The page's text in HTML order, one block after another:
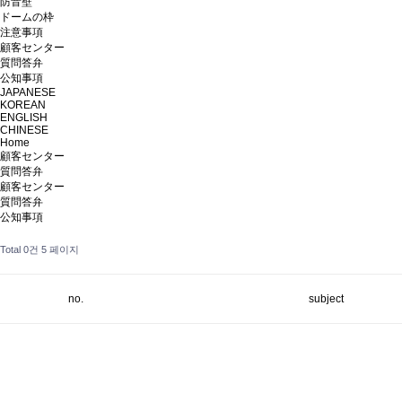
ドームの枠
注意事項
顧客センター
質問答弁
公知事項
JAPANESE
KOREAN
ENGLISH
CHINESE
Home
顧客センター
質問答弁
顧客センター
質問答弁
公知事項
Total 0건 5 페이지
no. subject